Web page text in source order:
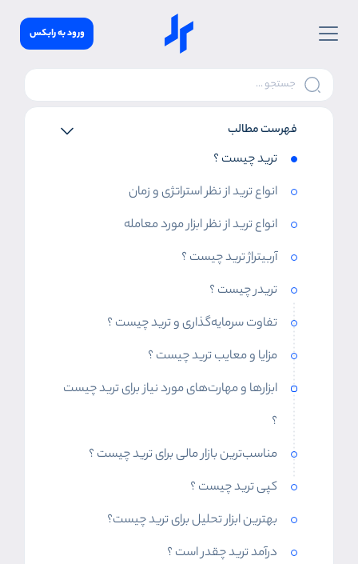
ورود به رابکس
فهرست مطالب
ترید چیست ؟
انواع ترید از نظر استراتژی و زمان
انواع ترید از نظر ابزار مورد معامله
آربیتراژ ترید چیست ؟
تریدر چیست ؟
تفاوت سرمایه‌گذاری و ترید چیست ؟
مزایا و معایب ترید چیست ؟
ابزارها و مهارت‌های مورد نیاز برای ترید چیست
؟
مناسب‌ترین بازار مالی برای ترید چیست ؟
کپی ترید چیست ؟
بهترین ابزار تحلیل برای ترید چیست؟
درآمد ترید چقدر است ؟